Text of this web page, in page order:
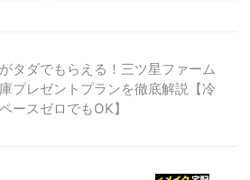
タダでもらえる！三ツ星ファーム
プレゼントプランを徹底解説【冷
ースゼロでもOK】